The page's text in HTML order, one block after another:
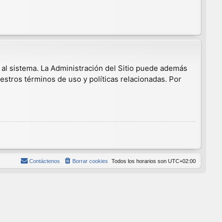
sistema. La Administración del Sitio puede además
términos de uso y políticas relacionadas. Por
Todos los horarios son UTC+02:00
Borrar cookies
Contáctenos